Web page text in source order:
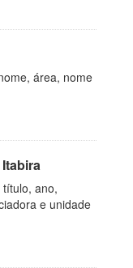
área, nome
ano,
e unidade